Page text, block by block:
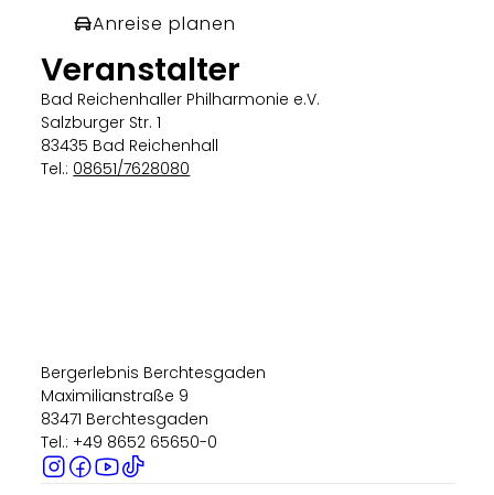
Anreise planen
Veranstalter
Bad Reichenhaller Philharmonie e.V.
Salzburger Str. 1
83435 Bad Reichenhall
Tel.: 08651/7628080
Bergerlebnis Berchtesgaden
Maximilianstraße 9
83471 Berchtesgaden
Tel.: +49 8652 65650-0